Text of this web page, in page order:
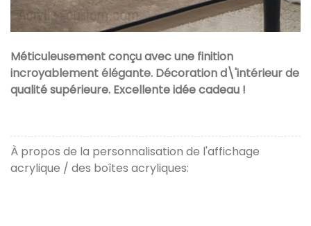
Méticuleusement conçu avec une finition
incroyablement élégante. Décoration d\'intérieur de
qualité supérieure. Excellente idée cadeau !
À propos de la personnalisation de l'affichage
acrylique / des boîtes acryliques: